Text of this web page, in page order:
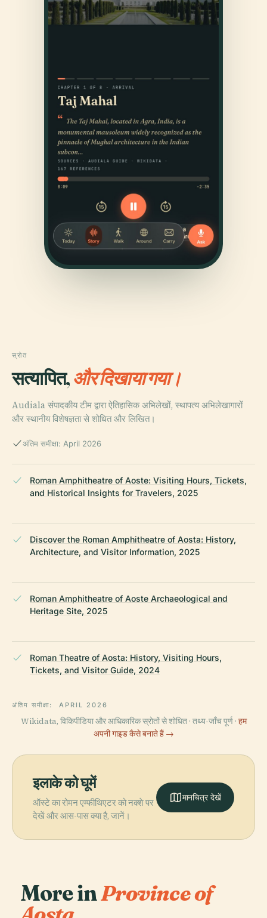
स्रोत
सत्यापित,और दिखाया गया।
Audiala संपादकीय टीम द्वारा ऐतिहासिक अभिलेखों, स्थापत्य अभिलेखागारों
और स्थानीय विशेषज्ञता से शोधित और लिखित।
अंतिम समीक्षा: April 2026
Roman Amphitheatre of Aoste: Visiting Hours, Tickets,
and Historical Insights for Travelers, 2025
Discover the Roman Amphitheatre of Aosta: History,
Architecture, and Visitor Information, 2025
Roman Amphitheatre of Aoste Archaeological and
Heritage Site, 2025
Roman Theatre of Aosta: History, Visiting Hours,
Tickets, and Visitor Guide, 2024
अंतिम समीक्षा: APRIL 2026
Wikidata, विकिपीडिया और आधिकारिक स्रोतों से शोधित · तथ्य-जाँच पूर्ण · हम
अपनी गाइड कैसे बनाते हैं →
इलाके को घूमें
ऑस्टे का रोमन एम्फीथिएटर को नक्शे पर
देखें और आस-पास क्या है, जानें।
मानचित्र देखें
More inProvince of